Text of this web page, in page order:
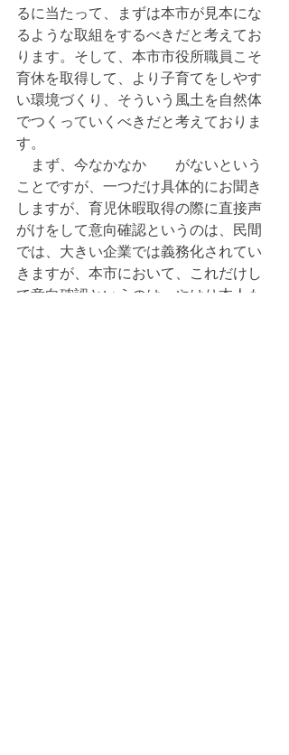
るに当たって、まずは本市が見本にな
るような取組をするべきだと考えてお
ります。そして、本市市役所職員こそ
育休を取得して、より子育てをしやす
い環境づくり、そういう風土を自然体
でつくっていくべきだと考えておりま
す。
まず、今なかなか　　がないという
ことですが、一つだけ具体的にお聞き
しますが、育児休暇取得の際に直接声
がけをして意向確認というのは、民間
では、大きい企業では義務化されてい
きますが、本市において、これだけし
て意向確認というのは、やはり本人も